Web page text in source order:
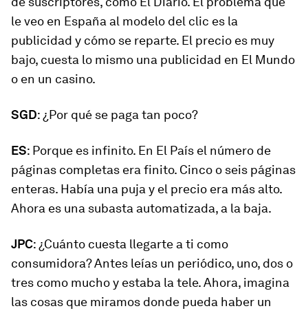
le veo en España al modelo del clic es la
publicidad y cómo se reparte. El precio es muy
bajo, cuesta lo mismo una publicidad en El Mundo
o en un casino.
SGD: ¿Por qué se paga tan poco?
ES: Porque es infinito. En El País el número de
páginas completas era finito. Cinco o seis páginas
enteras. Había una puja y el precio era más alto.
Ahora es una subasta automatizada, a la baja.
JPC: ¿Cuánto cuesta llegarte a ti como
consumidora? Antes leías un periódico, uno, dos o
tres como mucho y estaba la tele. Ahora, imagina
las cosas que miramos donde pueda haber un